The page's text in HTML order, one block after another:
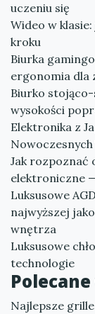
uczeniu się
Wideo w
kroku
Biurka
ergonomia dla
Biurko
wysokości
Elektronika z
Jak rozpoznać
elektroniczne
Luksusowe
najwyższej
wnętrza
Luksusowe
technologie
Najlepsze